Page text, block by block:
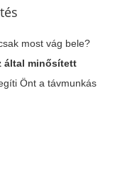
most vág bele?
által minősített
Önt a távmunkás